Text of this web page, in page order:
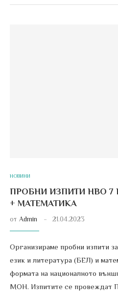
НОВИНИ
ПРОБНИ ИЗПИТИ НВО 7
+ МАТЕМАТИКА
от Admin 21.04.2023
Организираме пробни изпити
език и литература (БЕЛ) и
формата на националното
МОН. Изпитите се провеждат